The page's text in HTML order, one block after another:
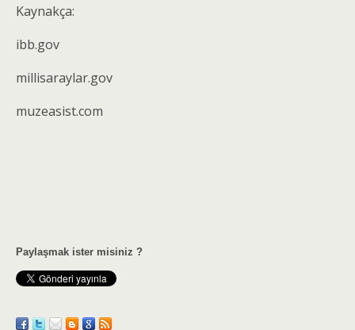
Kaynakça:
ibb.gov
millisaraylar.gov
muzeasist.com
Paylaşmak ister misiniz ?